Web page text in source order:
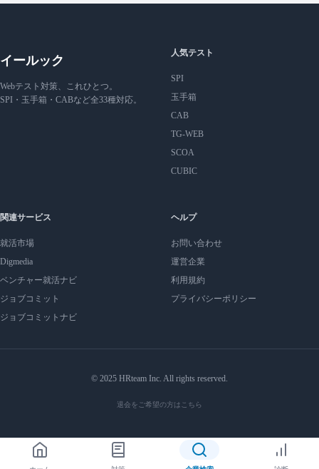
イールック
Webテスト対策、これひとつ。
SPI・玉手箱・CABなど全33種対応。
人気テスト
SPI
玉手箱
CAB
TG-WEB
SCOA
CUBIC
関連サービス
就活市場
Digmedia
ベンチャー就活ナビ
ジョブコミット
ジョブコミットナビ
ヘルプ
お問い合わせ
運営企業
利用規約
プライバシーポリシー
© 2025 HRteam Inc. All rights reserved.
退会をご希望の方はこちら